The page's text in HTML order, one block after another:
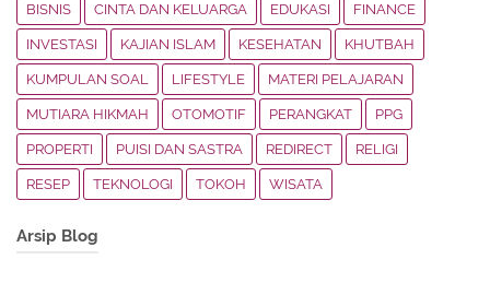
BISNIS CINTA DAN KELUARGA EDUKASI FINANCE
INVESTASI KAJIAN ISLAM KESEHATAN KHUTBAH
KUMPULAN SOAL LIFESTYLE MATERI PELAJARAN
MUTIARA HIKMAH OTOMOTIF PERANGKAT PPG
PROPERTI PUISI DAN SASTRA REDIRECT RELIGI
RESEP TEKNOLOGI TOKOH WISATA
Arsip Blog